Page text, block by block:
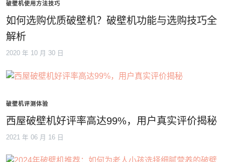
破壁机使用方法技巧
如何选购优质破壁机？破壁机功能与选购技巧全
解析
2020 年 10 月 30 日
破壁机评测体验
西屋破壁机好评率高达99%，用户真实评价揭秘
2021 年 06 月 16 日